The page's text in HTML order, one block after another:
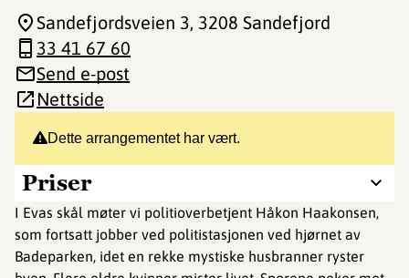
Dette arrangementet har vært.
Priser
I Evas skål møter vi politioverbetjent Håkon Haakonsen,
som fortsatt jobber ved politistasjonen ved hjørnet av
Badeparken, idet en rekke mystiske husbranner ryster
Sandefjordsveien 3, 3208 Sandefjord
33 41 67 60
Send e-post
Nettside